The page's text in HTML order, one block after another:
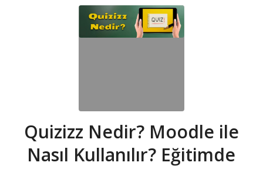
Quizizz Nedir? Moodle ile
Nasıl Kullanılır? Eğitimde